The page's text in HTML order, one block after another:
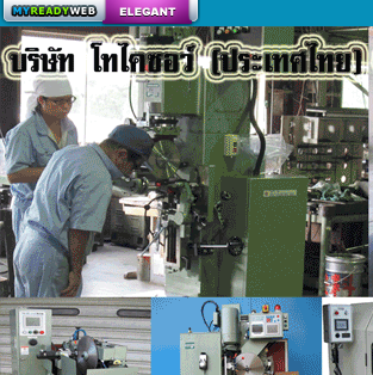
สร้างเว็บ